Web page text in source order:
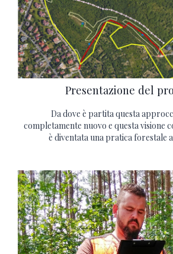
Presentazione del
Da dove è partita questa
completamente nuovo e questa visione
è diventata una pratica forestale